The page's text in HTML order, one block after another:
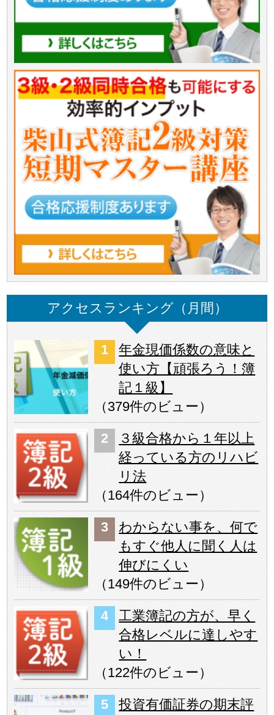
アクセスランキング（月間）
年金現価係数の意味と
使い方【頑張ろう！簿
記１級】
（379件のビュー ）
３級合格から１年以上
経っている方のリハビ
リ法
（164件のビュー ）
わからない事を、何で
もすぐ他人に聞く人は
伸びにくい
（149件のビュー ）
工業簿記の方が、早く
合格レベルに達しやす
い！
（122件のビュー ）
投資有価証券の期末評